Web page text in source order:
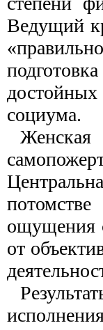
Ведущий
социума.
ощущения
от